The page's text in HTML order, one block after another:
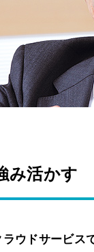
み活かす
ウドサービス